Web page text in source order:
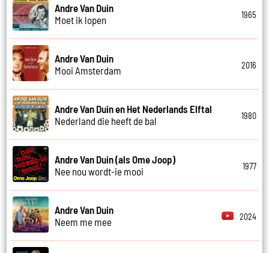
Andre Van Duin
Moet ik lopen
1965
Andre Van Duin
Mooi Amsterdam
2016
Andre Van Duin en Het Nederlands Elftal
Nederland die heeft de bal
1980
Andre Van Duin (als Ome Joop)
Nee nou wordt-ie mooi
1977
Andre Van Duin
Neem me mee
2024